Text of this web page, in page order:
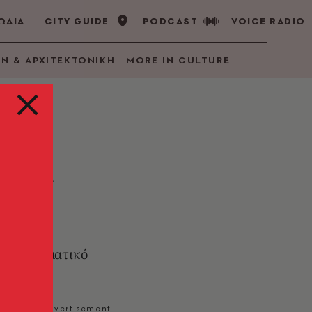
CITY GUIDE PODCAST VOICE RADIO
& ΑΡΧΙΤΕΚΤΟΝΙΚΗ MORE IN CULTURE
εμβληματικό